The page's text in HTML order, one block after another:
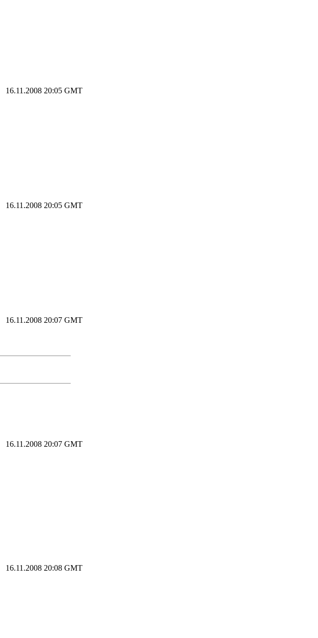
16.11.2008 20:05 GMT
16.11.2008 20:05 GMT
16.11.2008 20:07 GMT
16.11.2008 20:07 GMT
16.11.2008 20:08 GMT